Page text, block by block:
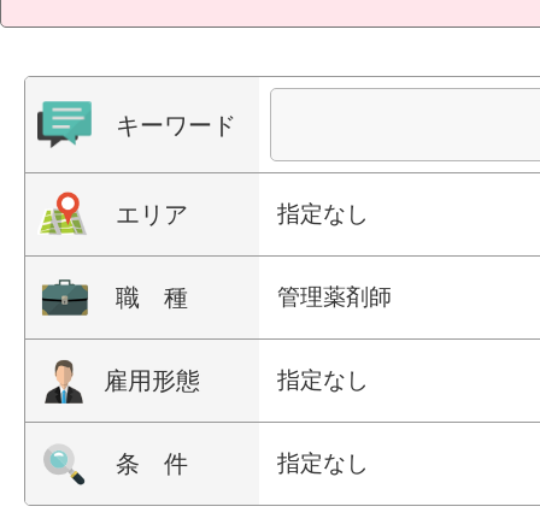
キーワード
エリア 指定なし
職 種 管理薬剤師
雇用形態 指定なし
条 件 指定なし